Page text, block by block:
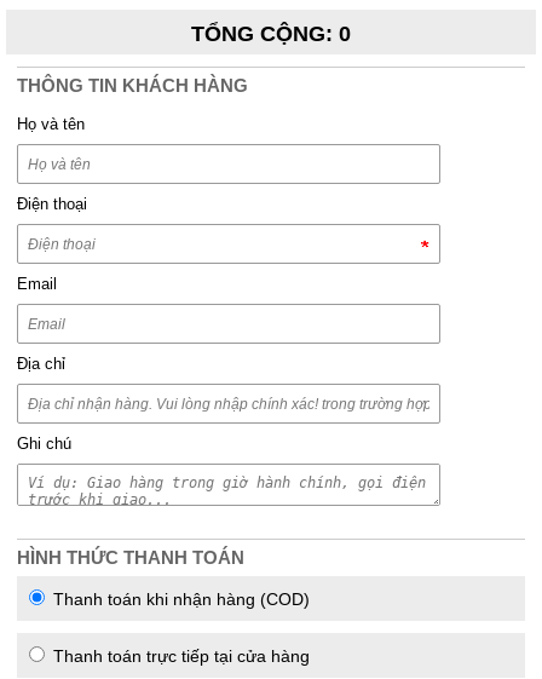
TỔNG CỘNG: 0
THÔNG TIN KHÁCH HÀNG
Họ và tên
Điện thoại
Email
Địa chỉ
Ghi chú
HÌNH THỨC THANH TOÁN
Thanh toán khi nhận hàng (COD)
Thanh toán trực tiếp tại cửa hàng